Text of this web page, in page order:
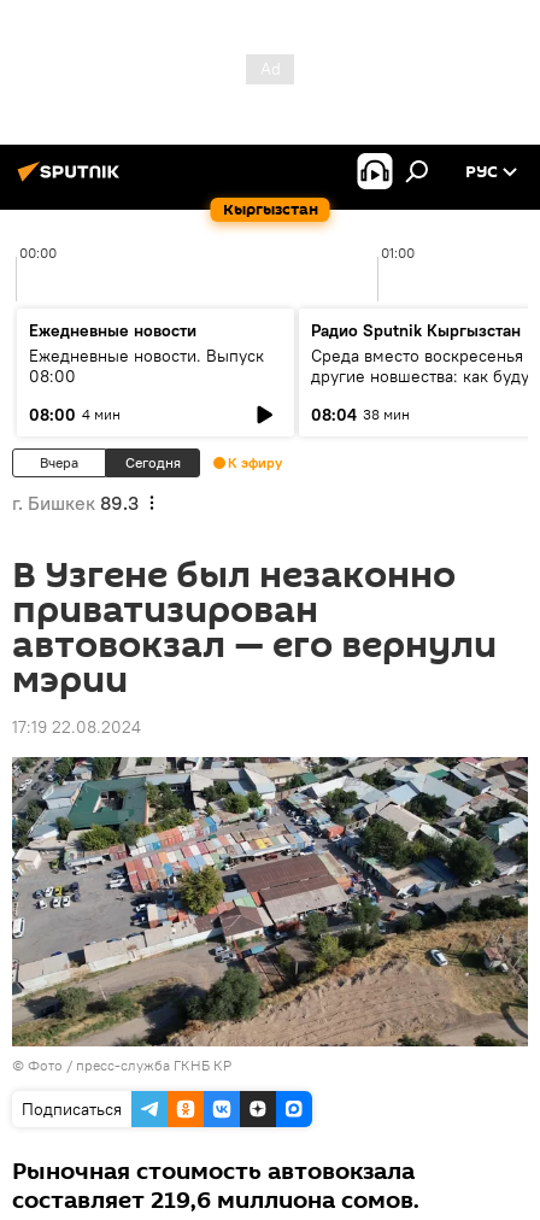
Кыргызстан
РУС
00:00 01:00
Ежедневные новости
Ежедневные новости. Выпуск
08:00
08:00 4 мин
Радио Sputnik Кыргызстан
Среда вместо воскресенья и
другие новшества: как будут
08:04 38 мин
Вчера Сегодня К эфиру
г. Бишкек 89.3
В Узгене был незаконно
приватизирован
автовокзал — его вернули
мэрии
17:19 22.08.2024
© Фото / пресс-служба ГКНБ КР
Подписаться
Рыночная стоимость автовокзала
составляет 219,6 миллиона сомов.